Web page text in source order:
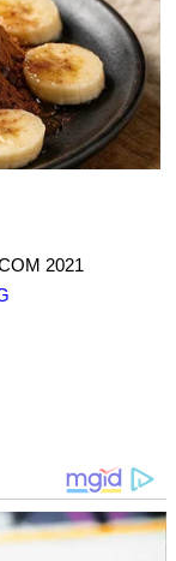
2021